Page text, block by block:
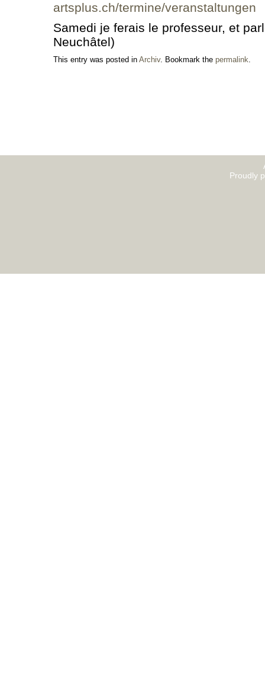
artsplus.ch/termine/veranstaltungen
Samedi je ferais le professeur, et
Neuchâtel)
This entry was posted in Archiv. Bookmark the permalink.
Proudly